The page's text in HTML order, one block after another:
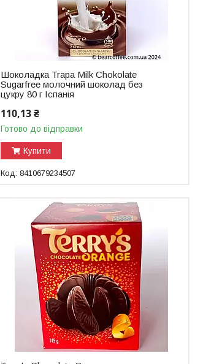
Шоколадка Trapa Milk Chokolate
Sugarfree молочний шоколад без
цукру 80 г Іспанія
110,13 ₴
Готово до відправки
Купити
8410679234507